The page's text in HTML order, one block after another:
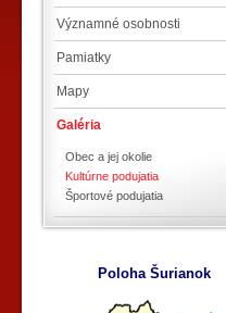
Významné osobnosti
Pamiatky
Mapy
Galéria
Obec a jej okolie
Kultúrne podujatia
Športové podujatia
Poloha Šurianok